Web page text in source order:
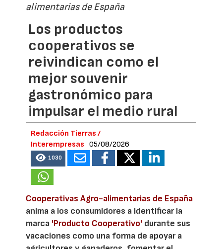
alimentarias de España
Los productos
cooperativos se
reivindican como el
mejor souvenir
gastronómico para
impulsar el medio rural
Redacción Tierras /
Interempresas
05/08/2026
1030
Cooperativas Agro-alimentarias de España
anima a los consumidores a identificar la
marca 'Producto Cooperativo' durante sus
vacaciones como una forma de apoyar a